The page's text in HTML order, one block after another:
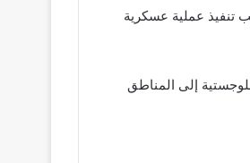
تنفيذ عملية عسكرية
إلى المناطق